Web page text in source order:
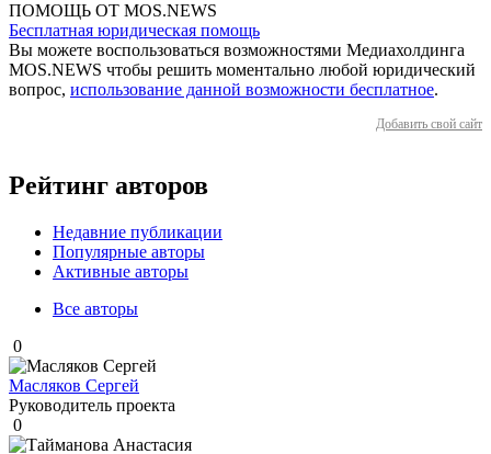
ПОМОЩЬ ОТ MOS.NEWS
Бесплатная юридическая помощь
Вы можете воспользоваться возможностями Медиахолдинга
MOS.NEWS чтобы решить моментально любой юридический
вопрос, использование данной возможности бесплатное.
Добавить свой сайт
Рейтинг авторов
Недавние публикации
Популярные авторы
Активные авторы
Все авторы
0
Масляков Сергей
Руководитель проекта
0